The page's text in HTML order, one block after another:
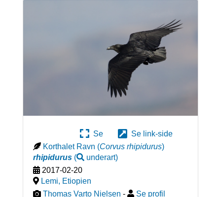
Se
Se link-side
Korthalet Ravn (Corvus rhipidurus)
rhipidurus( underart)
2017-02-20
Lemi, Etiopien
Thomas Varto Nielsen - Se profil